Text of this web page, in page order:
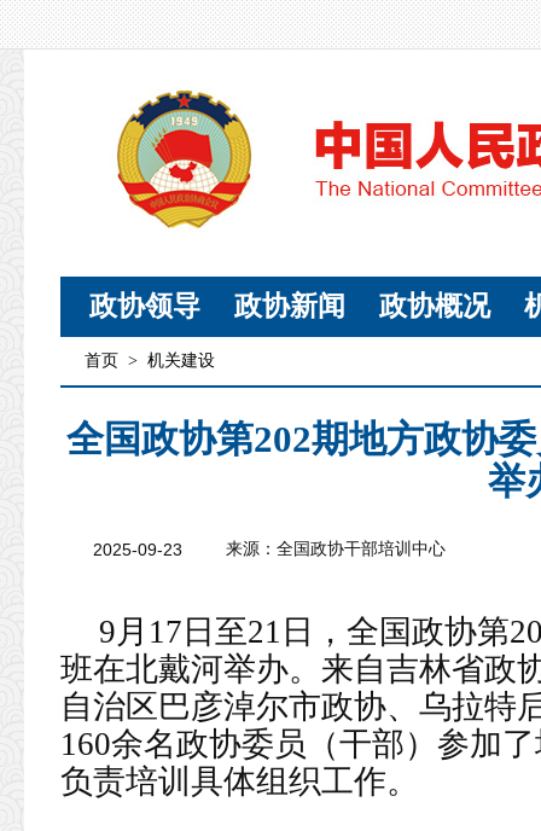
政协领导 政协新闻 政协概况
首页 > 机关建设
全国政协第202期地方政协
举
2025-09-23 来源：全国政协干部培训中心
9月17日至21日，全国政协第
班在北戴河举办。来自吉林省政
自治区巴彦淖尔市政协、乌拉特
160余名政协委员（干部）参加
负责培训具体组织工作。